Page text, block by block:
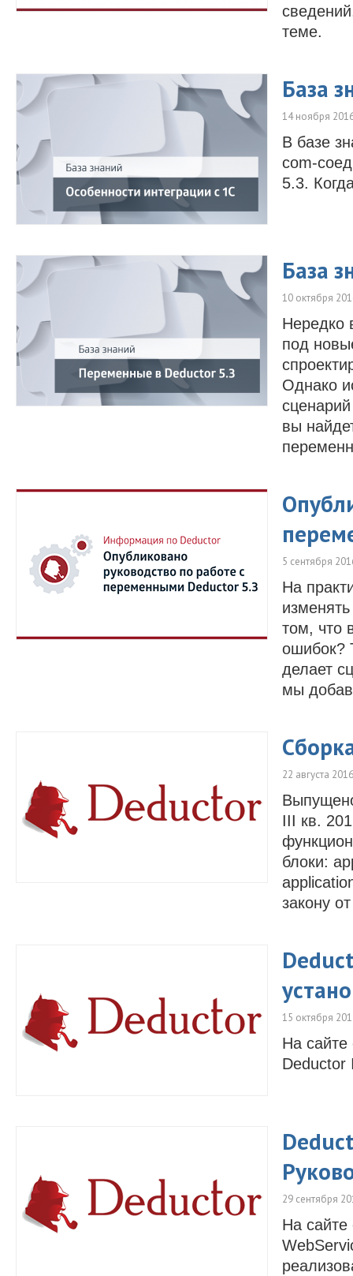
теме.
База
14 ноября
В базе
com-
5.3.
База
10 октября
Нередко
под
Однако
вы
5 сентября
На
том, что
ошибок?
делает
мы
22 августа 2016
III кв.
блоки:
закону
15 октября
На сайте
Deductor
29 сентября
На сайте